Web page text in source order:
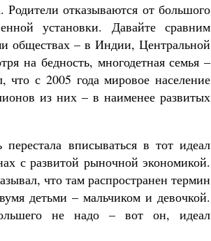
отказываются от большого
установки. Давайте сравним
обществах – в Индии, Центральной
на бедность, многодетная семья –
с 2005 года мировое население
из них – в наименее развитых
вписываться в тот идеал
с развитой рыночной экономикой.
что там распространен термин
детьми – мальчиком и девочкой.
не надо – вот он, идеал